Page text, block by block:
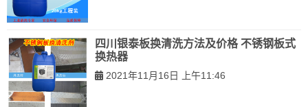
四川银泰板换清洗方法及价格 不锈钢板式
换热器
2021年11月16日 上午11:46